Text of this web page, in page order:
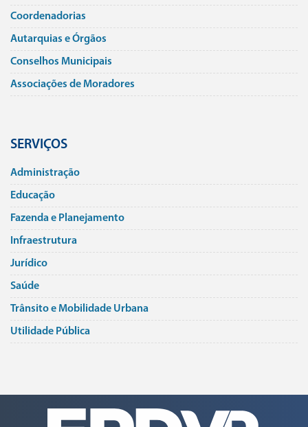
Coordenadorias
Autarquias e Órgãos
Conselhos Municipais
Associações de Moradores
SERVIÇOS
Administração
Educação
Fazenda e Planejamento
Infraestrutura
Jurí­dico
Saúde
Trânsito e Mobilidade Urbana
Utilidade Pública